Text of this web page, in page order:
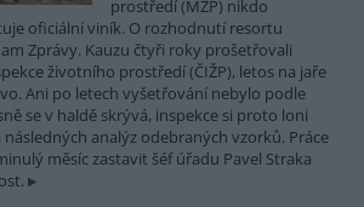
prostředí (MŽP) nikdo
oficiální viník. O rozhodnutí resortu
Zprávy. Kauzu čtyři roky prošetřovali
životního prostředí (ČIŽP), letos na jaře
Ani po letech vyšetřování nebylo podle
se v haldě skrývá, inspekce si proto loni
analýz odebraných vzorků. Práce
měsíc zastavit šéf úřadu Pavel Straka